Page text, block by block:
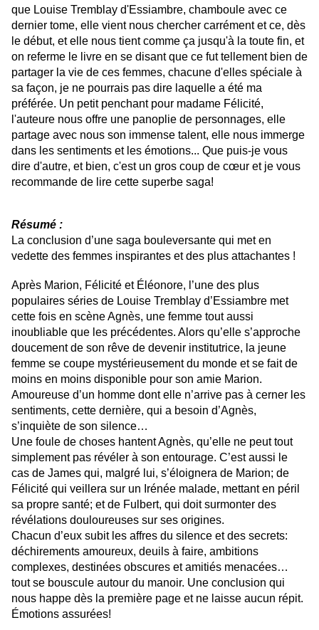
que Louise Tremblay d'Essiambre, chamboule avec ce
dernier tome, elle vient nous chercher carrément et ce, dès
le début, et elle nous tient comme ça jusqu'à la toute fin, et
on referme le livre en se disant que ce fut tellement bien de
partager la vie de ces femmes, chacune d'elles spéciale à
sa façon, je ne pourrais pas dire laquelle a été ma
préférée. Un petit penchant pour madame Félicité,
l'auteure nous offre une panoplie de personnages, elle
partage avec nous son immense talent, elle nous immerge
dans les sentiments et les émotions... Que puis-je vous
dire d'autre, et bien, c'est un gros coup de cœur et je vous
recommande de lire cette superbe saga!
Résumé :
La conclusion d’une saga bouleversante qui met en
vedette des femmes inspirantes et des plus attachantes !
Après Marion, Félicité et Éléonore, l’une des plus
populaires séries de Louise Tremblay d’Essiambre met
cette fois en scène Agnès, une femme tout aussi
inoubliable que les précédentes. Alors qu’elle s’approche
doucement de son rêve de devenir institutrice, la jeune
femme se coupe mystérieusement du monde et se fait de
moins en moins disponible pour son amie Marion.
Amoureuse d’un homme dont elle n’arrive pas à cerner les
sentiments, cette dernière, qui a besoin d’Agnès,
s’inquiète de son silence…
Une foule de choses hantent Agnès, qu’elle ne peut tout
simplement pas révéler à son entourage. C’est aussi le
cas de James qui, malgré lui, s’éloignera de Marion; de
Félicité qui veillera sur un Irénée malade, mettant en péril
sa propre santé; et de Fulbert, qui doit surmonter des
révélations douloureuses sur ses origines.
Chacun d’eux subit les affres du silence et des secrets:
déchirements amoureux, deuils à faire, ambitions
complexes, destinées obscures et amitiés menacées…
tout se bouscule autour du manoir. Une conclusion qui
nous happe dès la première page et ne laisse aucun répit.
Émotions assurées!